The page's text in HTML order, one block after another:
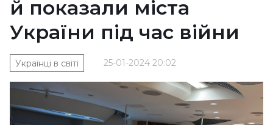
й показали міста
України під час війни
25-01-2024 20:02
Українці в світі